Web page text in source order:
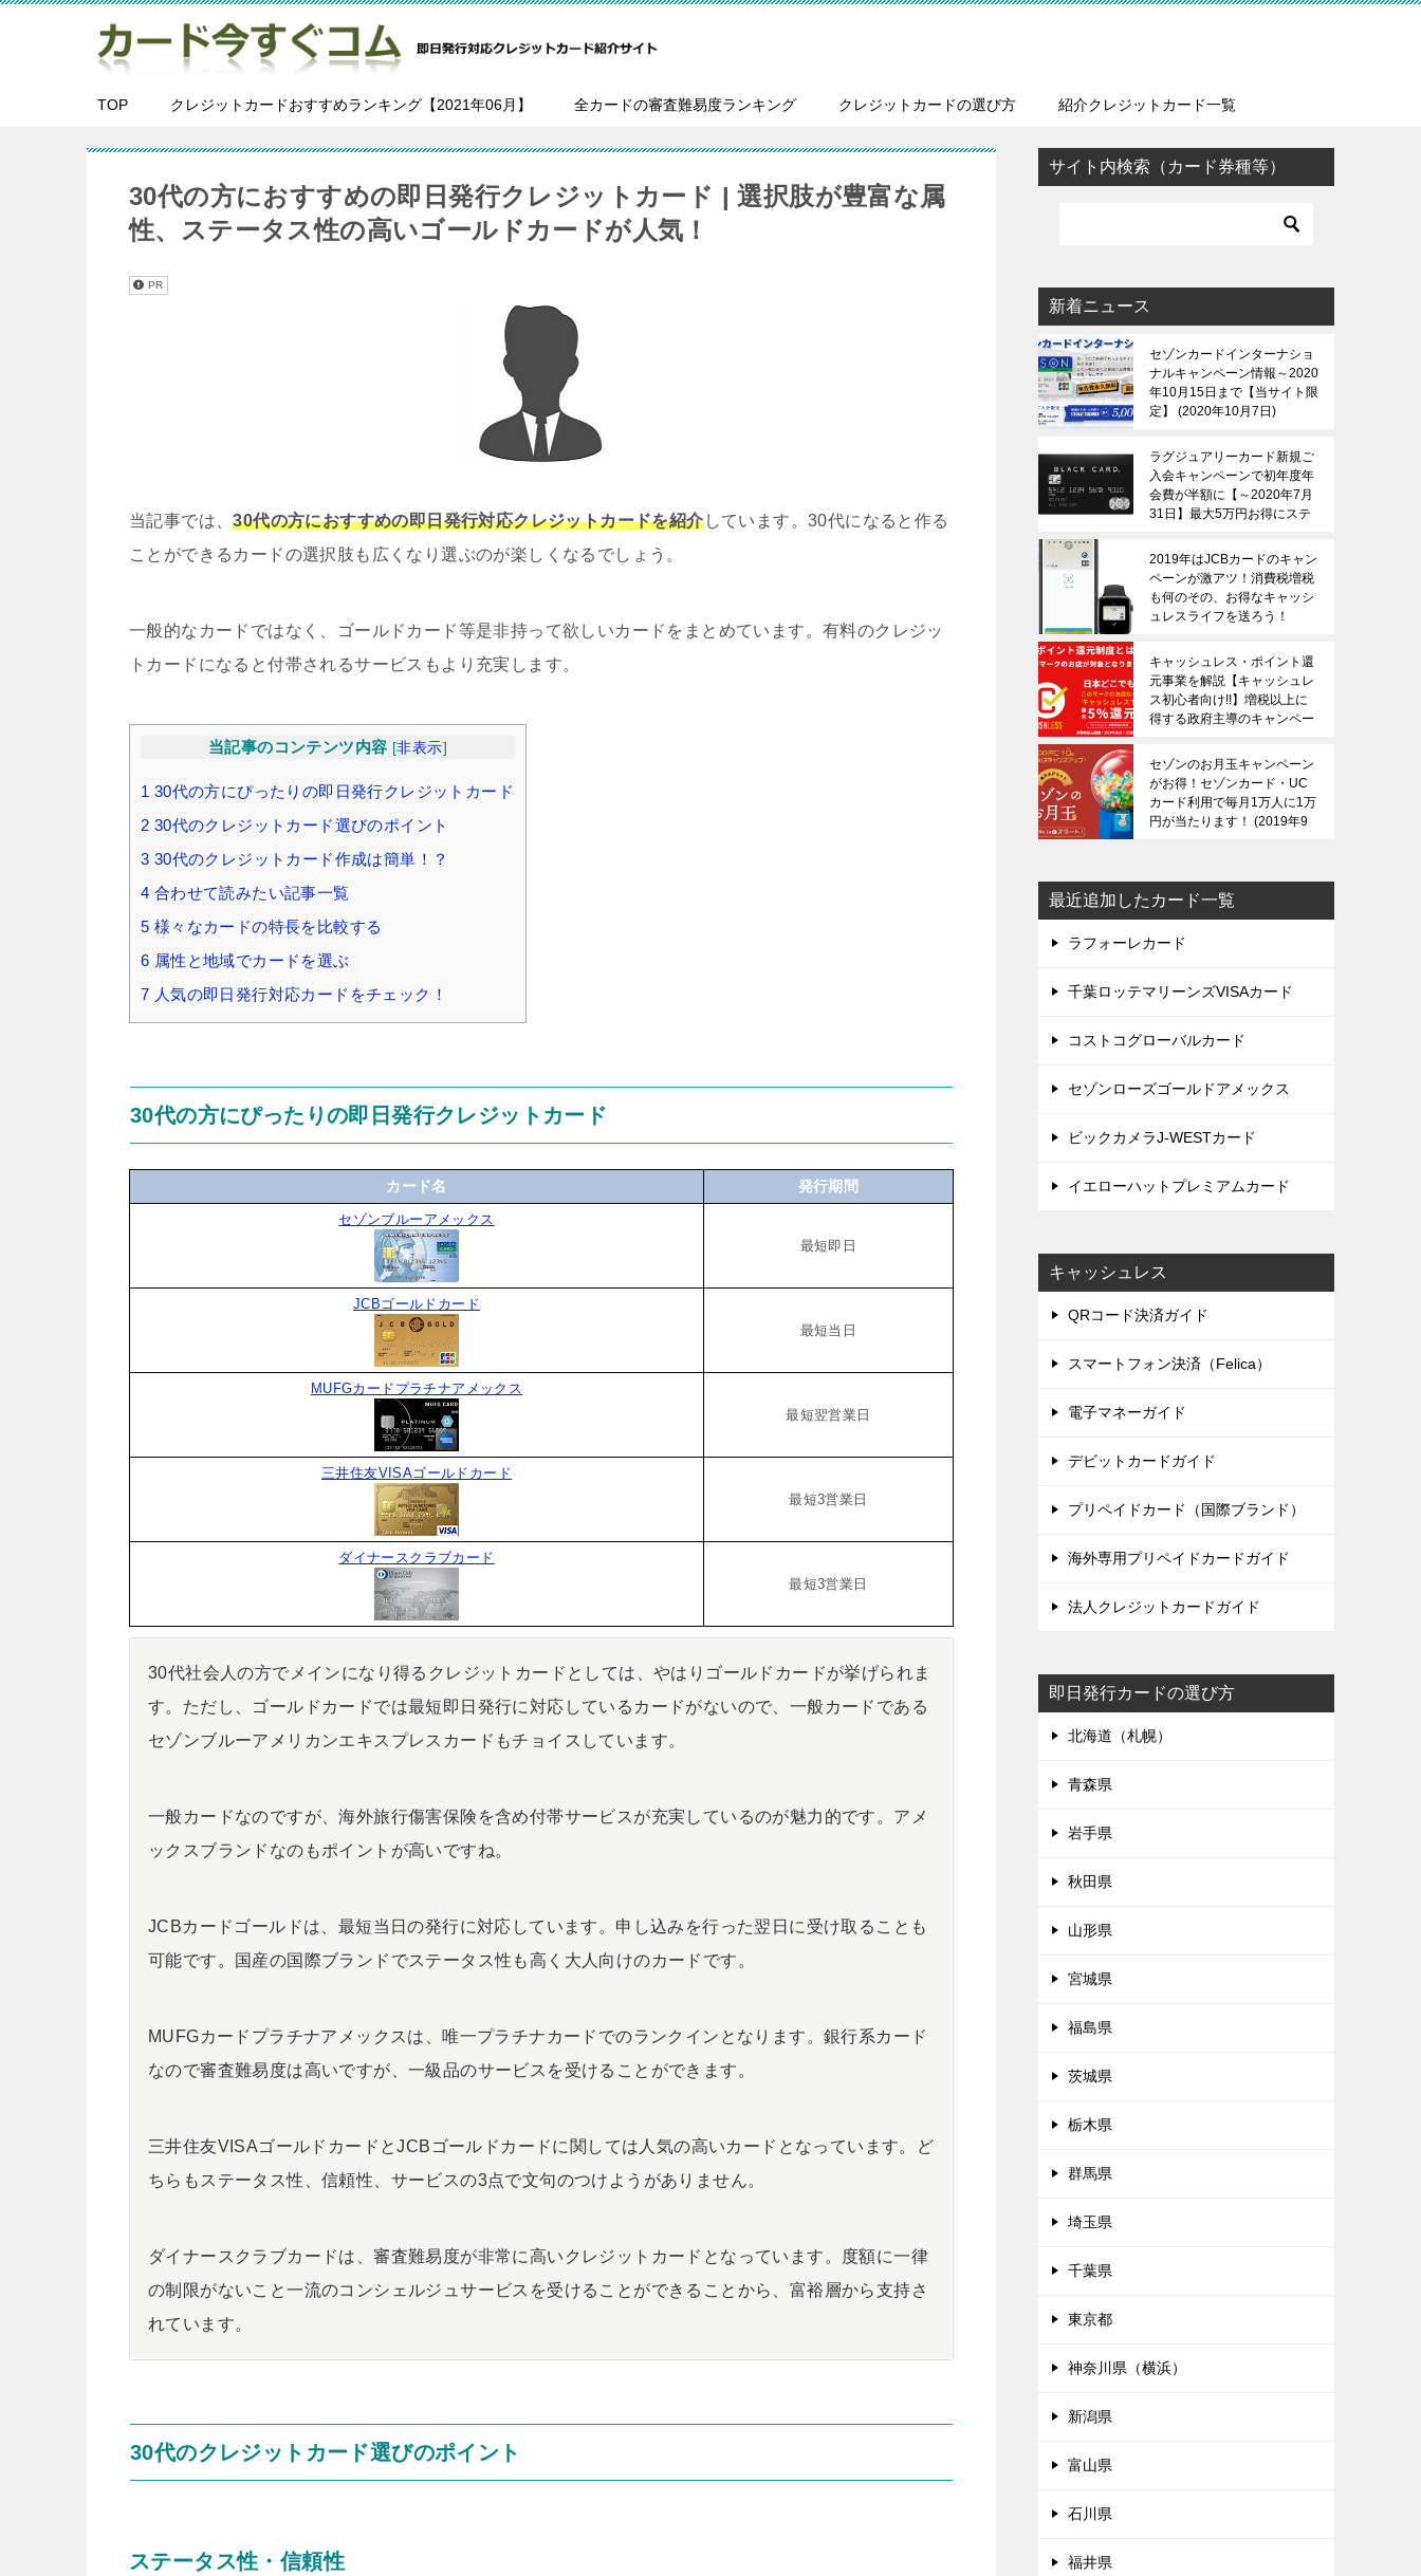
TOP クレジットカードおすすめランキング【2021年06月】 全カードの審査難易度ランキング クレジットカードの選び方 紹介クレジットカード一覧
30代の方におすすめの即日発行クレジットカード | 選択肢が豊富な属
性、ステータス性の高いゴールドカードが人気！
PR
当記事では、30代の方におすすめの即日発行対応クレジットカードを紹介しています。30代になると作る
ことができるカードの選択肢も広くなり選ぶのが楽しくなるでしょう。
一般的なカードではなく、ゴールドカード等是非持って欲しいカードをまとめています。有料のクレジッ
トカードになると付帯されるサービスもより充実します。
当記事のコンテンツ内容 [非表示]
1 30代の方にぴったりの即日発行クレジットカード
2 30代のクレジットカード選びのポイント
3 30代のクレジットカード作成は簡単！？
4 合わせて読みたい記事一覧
5 様々なカードの特長を比較する
6 属性と地域でカードを選ぶ
7 人気の即日発行対応カードをチェック！
30代の方にぴったりの即日発行クレジットカード
カード名 発行期間
セゾンブルーアメックス
最短即日
JCBゴールドカード
最短当日
MUFGカードプラチナアメックス
最短翌営業日
三井住友VISAゴールドカード
最短3営業日
ダイナースクラブカード
最短3営業日
30代社会人の方でメインになり得るクレジットカードとしては、やはりゴールドカードが挙げられま
す。ただし、ゴールドカードでは最短即日発行に対応しているカードがないので、一般カードである
セゾンブルーアメリカンエキスプレスカードもチョイスしています。
一般カードなのですが、海外旅行傷害保険を含め付帯サービスが充実しているのが魅力的です。アメ
ックスブランドなのもポイントが高いですね。
JCBカードゴールドは、最短当日の発行に対応しています。申し込みを行った翌日に受け取ることも
可能です。国産の国際ブランドでステータス性も高く大人向けのカードです。
MUFGカードプラチナアメックスは、唯一プラチナカードでのランクインとなります。銀行系カード
なので審査難易度は高いですが、一級品のサービスを受けることができます。
三井住友VISAゴールドカードとJCBゴールドカードに関しては人気の高いカードとなっています。ど
ちらもステータス性、信頼性、サービスの3点で文句のつけようがありません。
ダイナースクラブカードは、審査難易度が非常に高いクレジットカードとなっています。度額に一律
の制限がないこと一流のコンシェルジュサービスを受けることができることから、富裕層から支持さ
れています。
30代のクレジットカード選びのポイント
ステータス性・信頼性
サイト内検索（カード券種等）
新着ニュース
セゾンカードインターナショ
ナルキャンペーン情報～2020
年10月15日まで【当サイト限
定】
2020年10月7日
ラグジュアリーカード新規ご
入会キャンペーンで初年度年
会費が半額に【～2020年7月
31日】最大5万円お得にステ
2020年3月20日
2019年はJCBカードのキャン
ペーンが激アツ！消費税増税
も何のその、お得なキャッシ
ュレスライフを送ろう！
キャッシュレス・ポイント還
元事業を解説【キャッシュレ
ス初心者向け!!】増税以上に
得する政府主導のキャンペー
セゾンのお月玉キャンペーン
がお得！セゾンカード・UC
カード利用で毎月1万人に1万
円が当たります！
2019年9
最近追加したカード一覧
ラフォーレカード
千葉ロッテマリーンズVISAカード
コストコグローバルカード
セゾンローズゴールドアメックス
ビックカメラJ-WESTカード
イエローハットプレミアムカード
キャッシュレス
QRコード決済ガイド
スマートフォン決済（Felica）
電子マネーガイド
デビットカードガイド
プリペイドカード（国際ブランド）
海外専用プリペイドカードガイド
法人クレジットカードガイド
即日発行カードの選び方
北海道（札幌）
青森県
岩手県
秋田県
山形県
宮城県
福島県
茨城県
栃木県
群馬県
埼玉県
千葉県
東京都
神奈川県（横浜）
新潟県
富山県
石川県
福井県